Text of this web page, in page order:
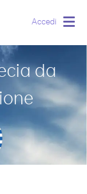
Accedi
da